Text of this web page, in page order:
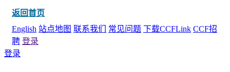
返回首页
English 站点地图 联系我们 常见问题 下载CCFLink CCF招
聘 登录
登录